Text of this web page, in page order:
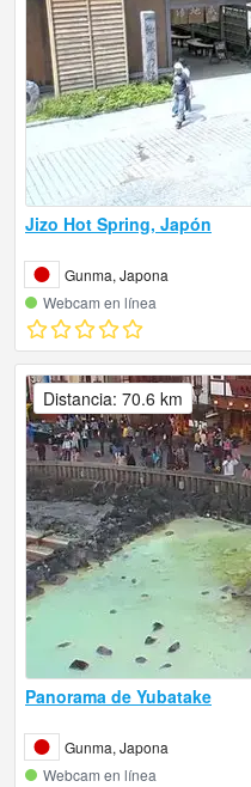
Jizo Hot Spring, Japón
Gunma, Japona
Webcam en línea
Panorama de Yubatake
Gunma, Japona
Webcam en línea
Distancia: 70.6 km